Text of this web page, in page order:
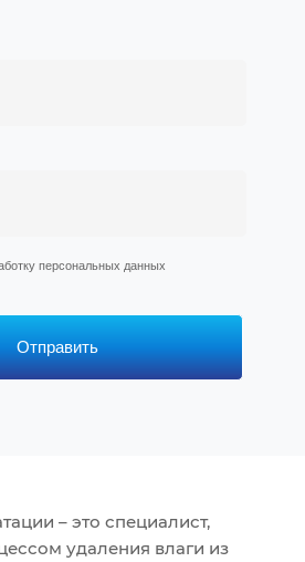
персональных данных
Отправить
– это специалист,
удаления влаги из